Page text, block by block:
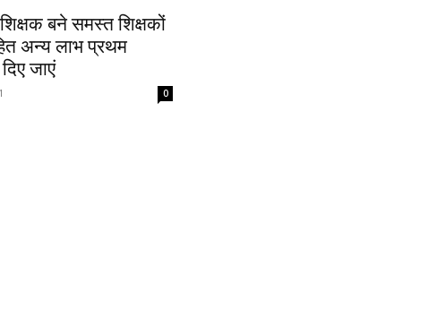
बने समस्त शिक्षकों
अन्य लाभ प्रथम
जाएं
0